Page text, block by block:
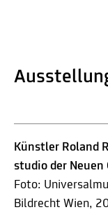
Künstler Roland
studio der Neuen
Foto:
Bildrecht Wien,